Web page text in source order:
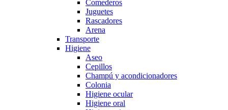
Comederos
Juguetes
Rascadores
Arena
Transporte
Higiene
Aseo
Cepillos
Champú y acondicionadores
Colonia
Higiene ocular
Higiene oral